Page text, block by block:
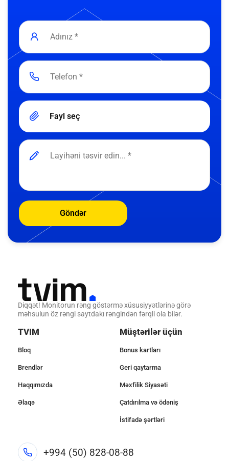
Fayl seç
Göndər
Diqqət! Monitorun rəng göstərmə xüsusiyyətlərinə görə
məhsulun öz rəngi saytdakı rəngindən fərqli ola bilər.
TVIM
Bloq
Brendlər
Haqqımızda
Əlaqə
Müştərilər üçün
Bonus kartları
Geri qaytarma
Məxfilik Siyasəti
Çatdırılma və ödəniş
İstifadə şərtləri
+994 (50) 828-08-88